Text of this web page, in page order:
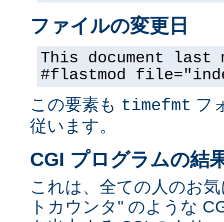
ファイルの変更日
This document
#flastmod
この要素も timefmt フ
従います。
CGI プログラムの結
これは、全ての人のお
トカウンタ'' のような